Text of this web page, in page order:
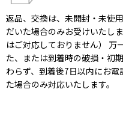
返品、交換は、未開封・未使
だいた場合のみお受けいたし
はご対応しておりません） 万
た、または到着時の破損・初
わらず、到着後7日以内にお
た場合のみ対応いたします。